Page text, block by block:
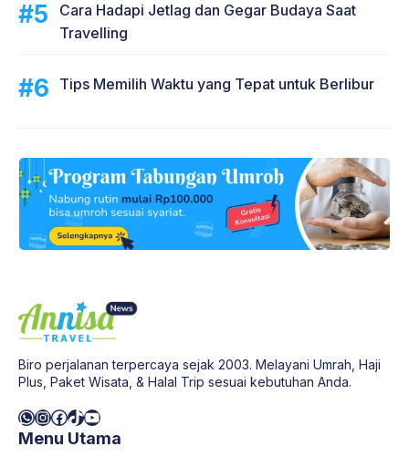
Cara Hadapi Jetlag dan Gegar Budaya Saat
Travelling
Tips Memilih Waktu yang Tepat untuk Berlibur
Biro perjalanan terpercaya sejak 2003. Melayani Umrah, Haji
Plus, Paket Wisata, & Halal Trip sesuai kebutuhan Anda.
WhatsApp
Instagram
Facebook
TikTok
YouTube
Menu Utama